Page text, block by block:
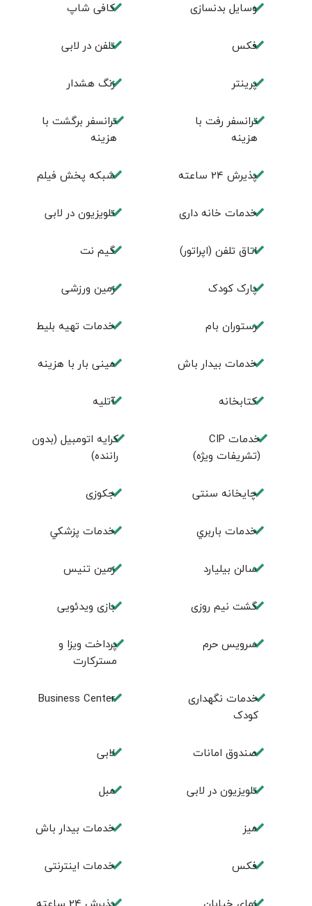
وسایل بدنسازی كافی شاپ
فكس تلفن در لابی
پرینتر زنگ هشدار
ترانسفر رفت با
هزینه
ترانسفر برگشت با
هزینه
پذیرش 24 ساعته شبکه پخش فیلم
خدمات خانه داری تلویزیون در لابی
اتاق تلفن (اپراتور) گیم نت
پارک کودک زمین ورزشی
رستوران بام خدمات تهيه بليط
خدمات بیدار باش مینی بار با هزینه
كتابخانه آتلیه
خدمات CIP
(تشریفات ویژه)
کرایه اتومبیل (بدون
راننده)
چايخانه سنتی جكوزی
خدمات باربري خدمات پزشكي
سالن بيليارد زمين تنيس
گشت نیم روزی بازی ویدئویی
سرویس حرم
پرداخت ویزا و
مسترکارت
خدمات نگهداری
کودک
Business Center
صندوق امانات لابی
تلويزيون در لابی مبل
ميز خدمات بيدار باش
فكس خدمات اینترنتی